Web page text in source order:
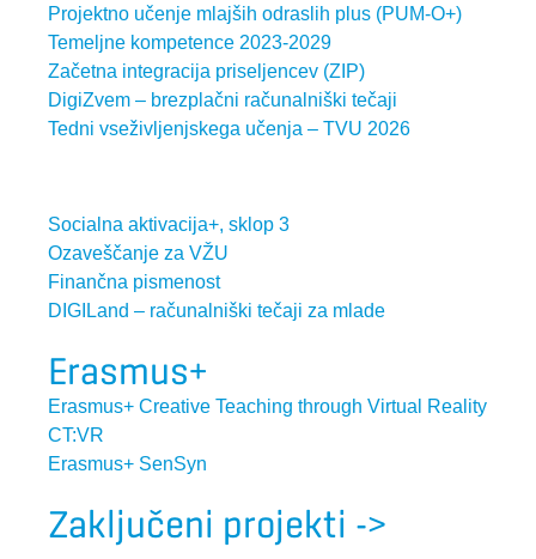
Projektno učenje mlajših odraslih plus (PUM-O+)
Temeljne kompetence 2023-2029
Začetna integracija priseljencev (ZIP)
DigiZvem – brezplačni računalniški tečaji
Tedni vseživljenjskega učenja – TVU 2026
Socialna aktivacija+, sklop 3
Ozaveščanje za VŽU
Finančna pismenost
DIGILand – računalniški tečaji za mlade
Erasmus+
Erasmus+ Creative Teaching through Virtual Reality
CT:VR
Erasmus+ SenSyn
Zaključeni projekti ->